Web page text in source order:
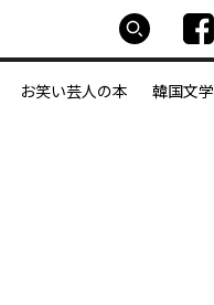
お笑い芸人の本 韓国文学